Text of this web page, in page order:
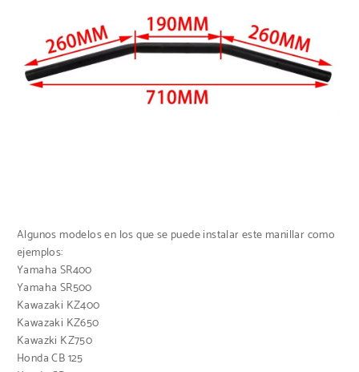
Algunos modelos en los que se puede instalar este manillar como
ejemplos:
Yamaha SR400
Yamaha SR500
Kawazaki KZ400
Kawazaki KZ650
Kawazki KZ750
Honda CB 125